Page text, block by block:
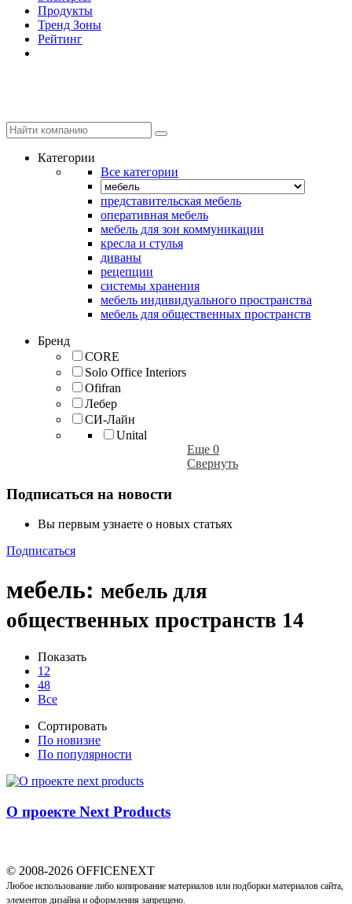
Продукты
Тренд Зоны
Рейтинг
Категории
Все категории
представительская мебель
оперативная мебель
мебель для зон коммуникации
кресла и стулья
диваны
рецепции
системы хранения
мебель индивидуального пространства
мебель для общественных пространств
Бренд
CORE
Solo Office Interiors
Ofifran
Лебер
СИ-Лайн
Unital
Еще 0
Свернуть
Подписаться на новости
Вы первым узнаете о новых статьях
Подписаться
мебель: мебель для
общественных пространств 14
Показать
12
48
Все
Сортировать
По новизне
По популярности
О проекте Next Products
© 2008-2026 OFFICENEXT
Любое использование либо копирование материалов или подборки материалов сайта,
элементов дизайна и оформления запрещено.